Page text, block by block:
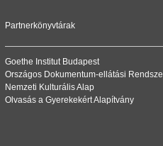
Partnerkönyvtárak
Goethe Institut Budapest
Országos Dokumentum-ellátási
Nemzeti Kulturális Alap
Olvasás a Gyerekekért Alapítvány